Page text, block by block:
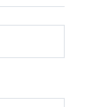
OSK Sf
Vs